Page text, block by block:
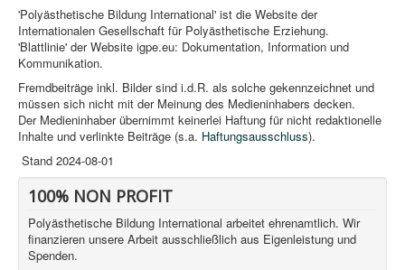
'Polyästhetische Bildung International' ist die Website der
Internationalen Gesellschaft für Polyästhetische Erziehung.
'Blattlinie' der Website igpe.eu: Dokumentation, Information und
Kommunikation.
Fremdbeiträge inkl. Bilder sind i.d.R. als solche gekennzeichnet und
müssen sich nicht mit der Meinung des Medieninhabers decken.
Der Medieninhaber übernimmt keinerlei Haftung für nicht redaktionelle
Inhalte und verlinkte Beiträge (s.a. Haftungsausschluss).
Stand 2024-08-01
100% NON PROFIT
Polyästhetische Bildung International arbeitet ehrenamtlich. Wir
finanzieren unsere Arbeit ausschließlich aus Eigenleistung und
Spenden.